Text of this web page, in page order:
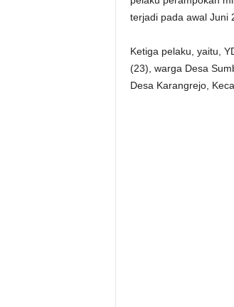
terjadi pada awal Juni
Ketiga pelaku, yaitu,
(23), warga Desa
Desa Karangrejo,